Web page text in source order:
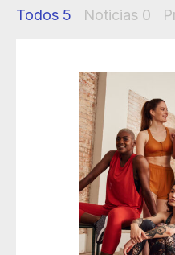
Todos 5 Noticias 0